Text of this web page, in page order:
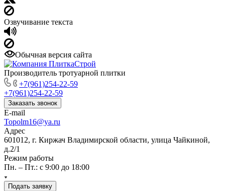
Озвучивание текста
Обычная версия сайта
Производитель тротуарной плитки
+7(961)254-22-59
+7(961)254-22-59
Заказать звонок
E-mail
Topolm16@ya.ru
Адрес
601012, г. Киржач Владимирской области, улица Чайкиной,
д.2/1
Режим работы
Пн. – Пт.: с 9:00 до 18:00
Подать заявку